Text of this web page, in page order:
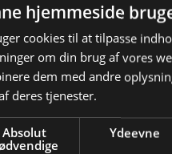
hjemmeside
cookies til at tilpasse
om din brug af vores
dem med andre
deres tjenester.
Absolut
Ydeevne